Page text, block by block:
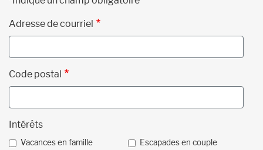
Adresse de courriel
Code postal
Intérêts
Vacances en famille
Escapades en couple